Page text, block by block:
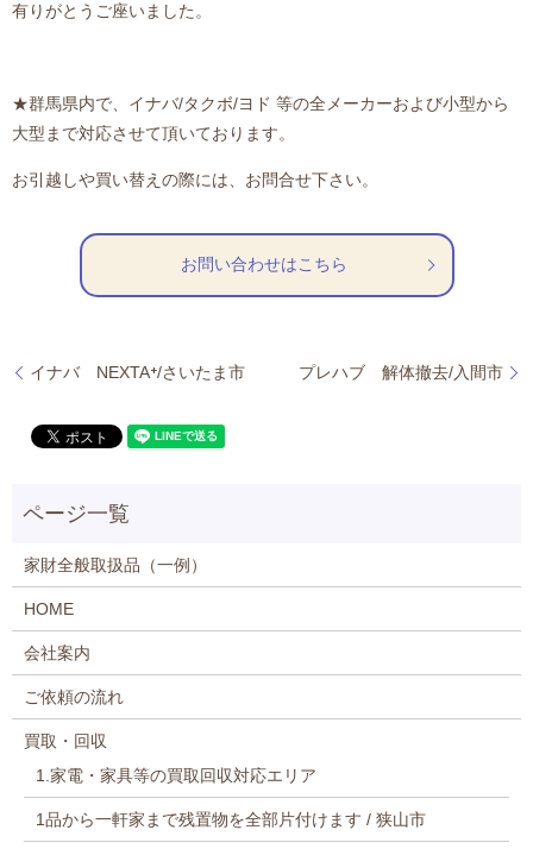
有りがとうご座いました。
★群馬県内で、イナバ/タクボ/ヨド 等の全メーカーおよび小型から
大型まで対応させて頂いております。
お引越しや買い替えの際には、お問合せ下さい。
お問い合わせはこちら
イナバ NEXTA⁺/さいたま市 プレハブ 解体撤去/入間市
家財全般取扱品（一例）
HOME
会社案内
ご依頼の流れ
買取・回収
1.家電・家具等の買取回収対応エリア
1品から一軒家まで残置物を全部片付けます / 狭山市